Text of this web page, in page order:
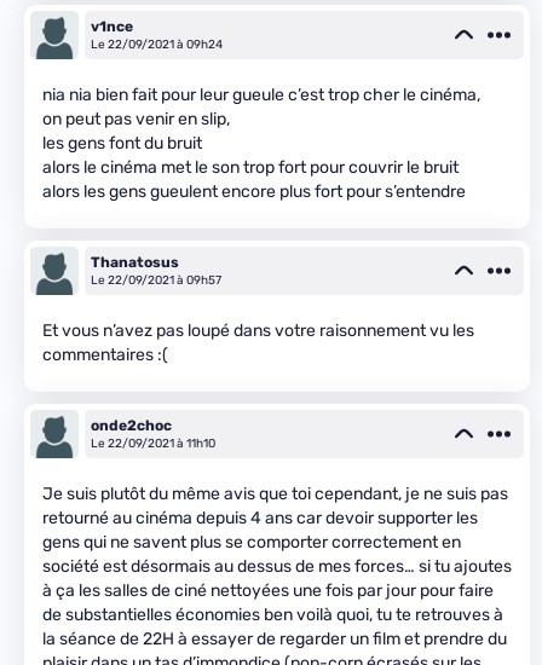
v1nce
Le 22/09/2021 à 09h24
nia nia bien fait pour leur gueule c’est trop cher le cinéma,
on peut pas venir en slip,
les gens font du bruit
alors le cinéma met le son trop fort pour couvrir le bruit
alors les gens gueulent encore plus fort pour s’entendre
Thanatosus
Le 22/09/2021 à 09h57
Et vous n’avez pas loupé dans votre raisonnement vu les
commentaires :(
onde2choc
Le 22/09/2021 à 11h10
Je suis plutôt du même avis que toi cependant, je ne suis pas
retourné au cinéma depuis 4 ans car devoir supporter les
gens qui ne savent plus se comporter correctement en
société est désormais au dessus de mes forces… si tu ajoutes
à ça les salles de ciné nettoyées une fois par jour pour faire
de substantielles économies ben voilà quoi, tu te retrouves à
la séance de 22H à essayer de regarder un film et prendre du